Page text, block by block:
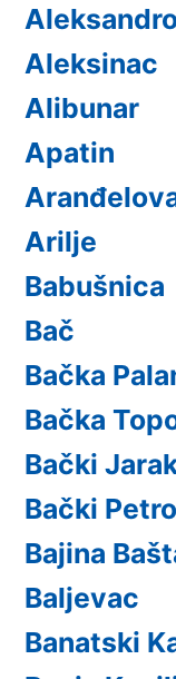
Aleksinac
Alibunar
Apatin
Arilje
Babušnica
Bač
Bačka
Bačka
Bački
Bački
Bajina
Baljevac
Banatski